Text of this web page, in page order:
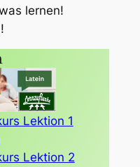
lernen!
Lektion 1
Lektion 2